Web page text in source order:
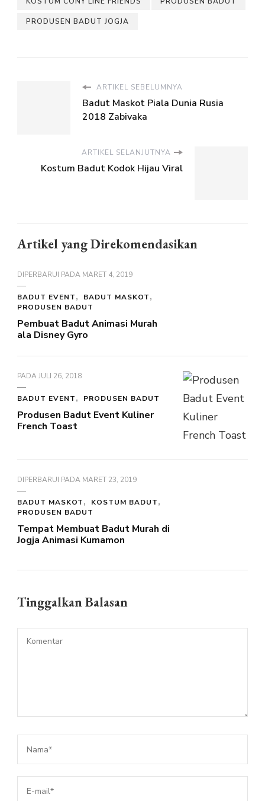
PRODUSEN BADUT JOGJA
ARTIKEL SEBELUMNYA
Badut Maskot Piala Dunia Rusia
2018 Zabivaka
ARTIKEL SELANJUTNYA
Kostum Badut Kodok Hijau Viral
Artikel yang Direkomendasikan
DIPERBARUI PADA MARET 4, 2019
BADUT EVENT
BADUT MASKOT
PRODUSEN BADUT
Pembuat Badut Animasi Murah
ala Disney Gyro
PADAJULI 26, 2018
BADUT EVENT PRODUSEN BADUT
Produsen Badut Event Kuliner
French Toast
DIPERBARUI PADA MARET 23, 2019
BADUT MASKOT
KOSTUM BADUT
PRODUSEN BADUT
Tempat Membuat Badut Murah di
Jogja Animasi Kumamon
Tinggalkan Balasan